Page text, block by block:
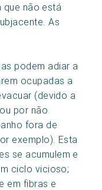
que não está
As
podem adiar a
ocupadas a
(devido a
por não
fora de
exemplo). Esta
se acumulem e
ciclo vicioso;
em fibras e